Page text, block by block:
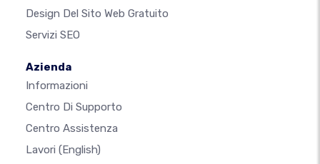
Design Del Sito Web Gratuito
Servizi SEO
Azienda
Informazioni
Centro Di Supporto
Centro Assistenza
Lavori (English)